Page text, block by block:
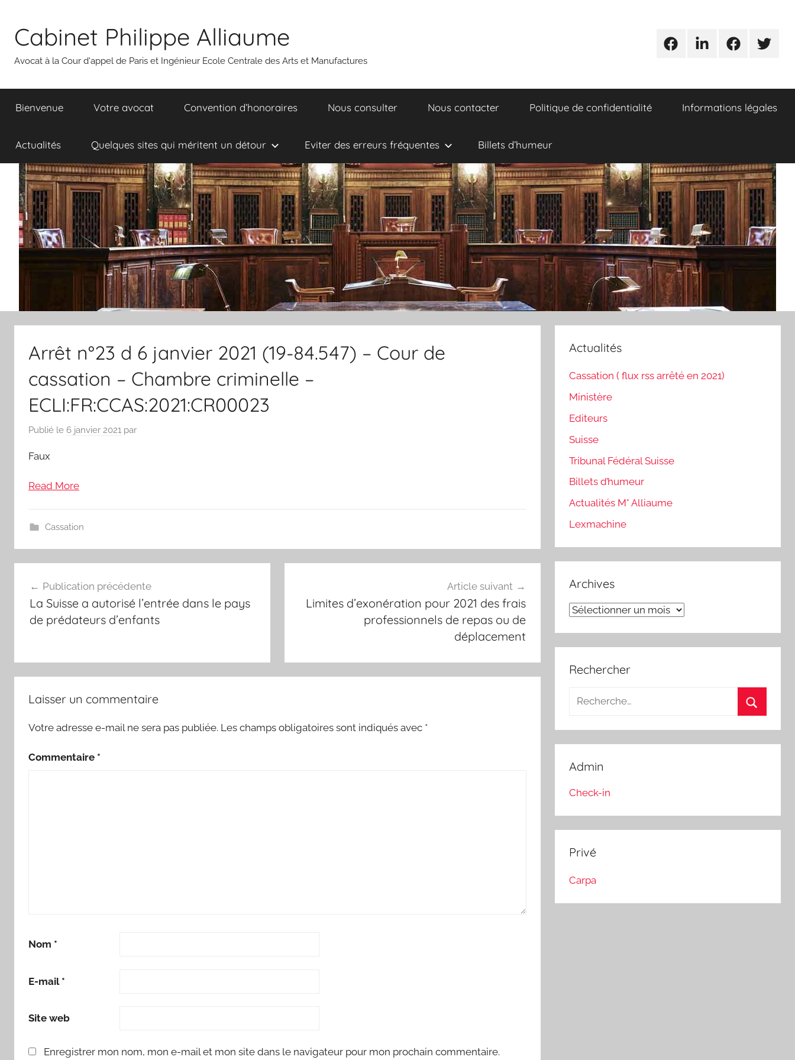
contenu
Cabinet Philippe Alliaume
Avocat à la Cour d'appel de Paris et Ingénieur Ecole Centrale des Arts et Manufactures
UrgencesLinkedinFacebookTwitter
Bienvenue Votre avocat Convention d’honoraires Nous consulter Nous contacter Politique de confidentialité Informations légales
Actualités Quelques sites qui méritent un détour Eviter des erreurs fréquentes Billets d’humeur
Arrêt n°23 d 6 janvier 2021 (19-84.547) – Cour de
cassation – Chambre criminelle –
ECLI:FR:CCAS:2021:CR00023
Publié le 6 janvier 2021 par
Faux
Read More
Cassation
de
l’article
Publication précédente
La Suisse a autorisé l’entrée dans le pays
de prédateurs d’enfants
Article suivant
Limites d’exonération pour 2021 des frais
professionnels de repas ou de
déplacement
Laisser un commentaire
Votre adresse e-mail ne sera pas publiée. Les champs obligatoires sont indiqués avec *
Commentaire *
Nom *
E-mail *
Site web
Enregistrer mon nom, mon e-mail et mon site dans le navigateur pour mon prochain commentaire.
Actualités
Cassation ( flux rss arrêté en 2021)
Ministère
Editeurs
Suisse
Tribunal Fédéral Suisse
Billets d’humeur
Actualités M° Alliaume
Lexmachine
Archives
Archives
Rechercher
Recherche
:
Admin
Check-in
Privé
Carpa